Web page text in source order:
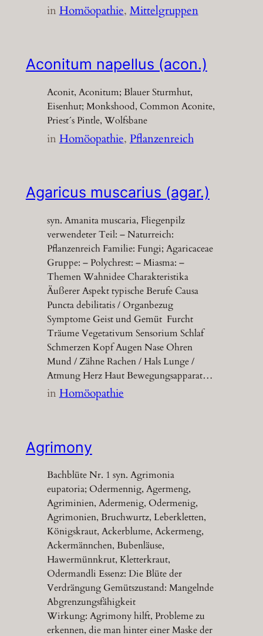
inHomöopathie, Mittelgruppen
Aconitum napellus (acon.)
Aconit, Aconitum; Blauer Sturmhut,
Eisenhut; Monkshood, Common Aconite,
Priest´s Pintle, Wolfsbane
inHomöopathie, Pflanzenreich
Agaricus muscarius (agar.)
syn. Amanita muscaria, Fliegenpilz
verwendeter Teil: – Naturreich:
Pflanzenreich Familie: Fungi; Agaricaceae
Gruppe: – Polychrest: – Miasma: –
Themen Wahnidee Charakteristika
Äußerer Aspekt typische Berufe Causa
Puncta debilitatis / Organbezug
Symptome Geist und Gemüt Furcht
Träume Vegetativum Sensorium Schlaf
Schmerzen Kopf Augen Nase Ohren
Mund / Zähne Rachen / Hals Lunge /
Atmung Herz Haut Bewegungsapparat…
inHomöopathie
Agrimony
Bachblüte Nr. 1 syn. Agrimonia
eupatoria; Odermennig, Agermeng,
Agriminien, Adermenig, Odermenig,
Agrimonien, Bruchwurtz, Leberkletten,
Königskraut, Ackerblume, Ackermeng,
Ackermännchen, Bubenläuse,
Hawermünnkrut, Kletterkraut,
Odermandli Essenz: Die Blüte der
Verdrängung Gemütszustand: Mangelnde
Abgrenzungsfähigkeit
Wirkung: Agrimony hilft, Probleme zu
erkennen, die man hinter einer Maske der